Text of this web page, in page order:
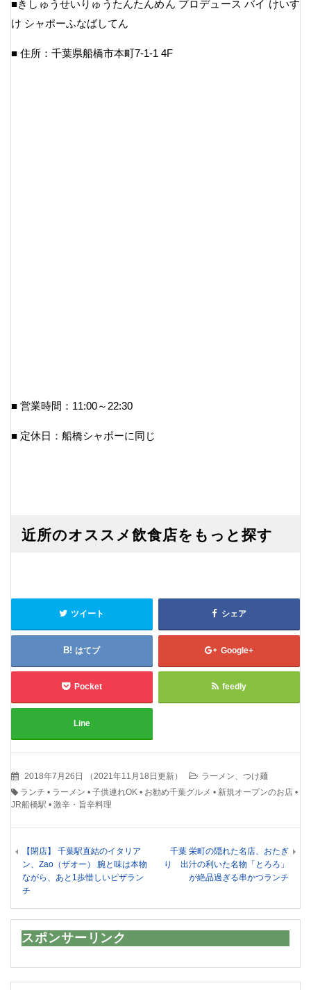
■きしゅうせいりゅうたんたんめん プロデュース バイ けいす
け シャポーふなばしてん
■ 住所：千葉県船橋市本町7-1-1 4F
■ 営業時間：11:00～22:30
■ 定休日：船橋シャポーに同じ
近所のオススメ飲食店をもっと探す
ツイート シェア
はてブ Google+
Pocket feedly
Line
2018年7月26日 （2021年11月18日更新）
ラーメン、つけ麺
ランチ • ラーメン • 子供連れOK • お勧め千葉グルメ • 新規オープンのお店 •
JR船橋駅 • 激辛・旨辛料理
【閉店】 千葉駅直結のイタリア
ン、Zao（ザオー） 腕と味は本物
ながら、あと1歩惜しいピザラン
チ
千葉 栄町の隠れた名店、おたぎ
り 出汁の利いた名物「とろろ」
が絶品過ぎる串かつランチ
スポンサーリンク